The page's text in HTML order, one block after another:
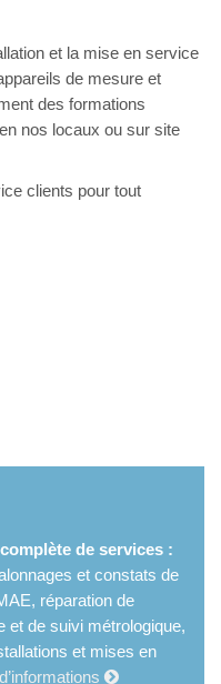
et la mise en service
de mesure et
des formations
nos locaux ou sur site
clients pour tout
de services :
et constats de
réparation de
et de suivi métrologique,
et mises en